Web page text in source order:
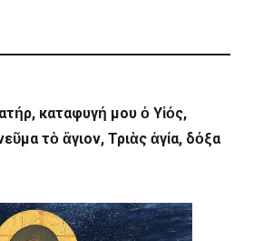
καταφυγή μου ὁ Υἱός,
τὸ ἅγιον, Τριὰς ἁγία, δόξα